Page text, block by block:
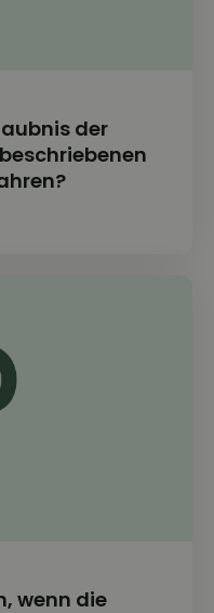
der
wenn die